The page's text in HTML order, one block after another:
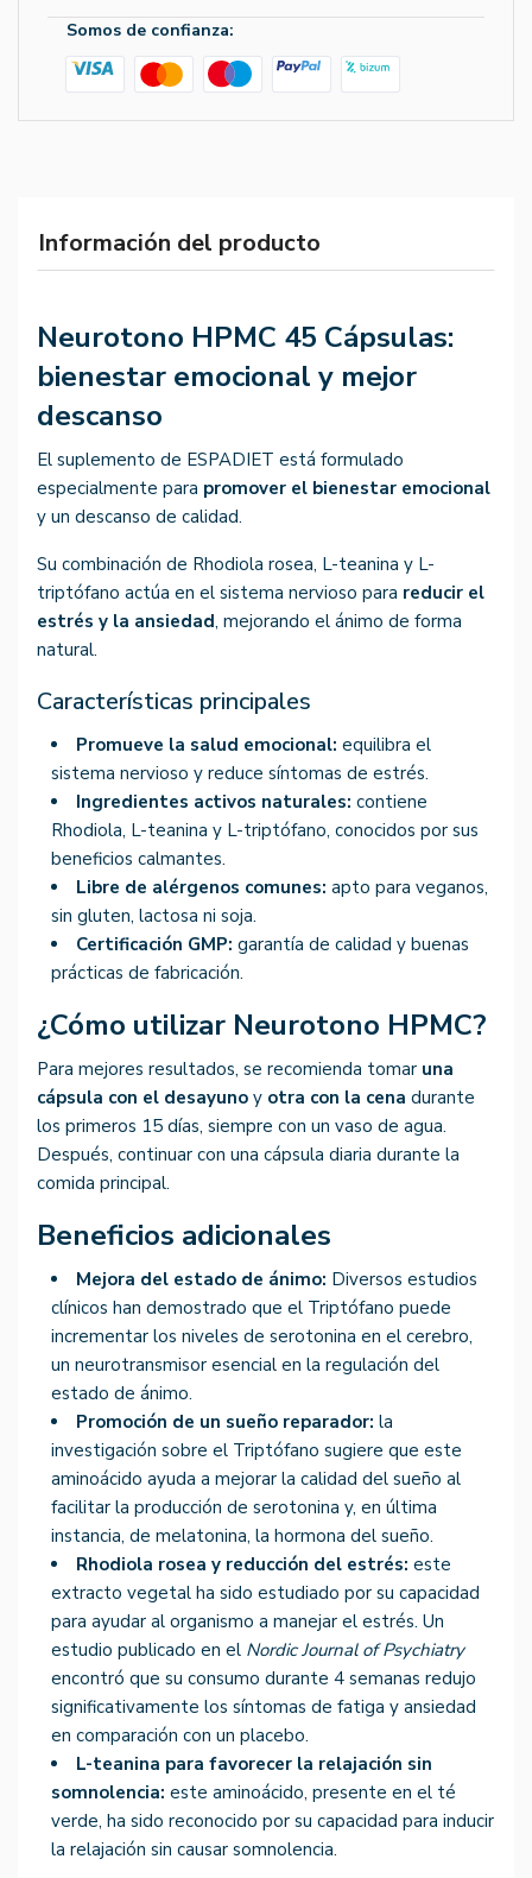
Somos de confianza:
Información del producto
Neurotono HPMC 45 Cápsulas:
bienestar emocional y mejor
descanso
El suplemento de ESPADIET está formulado
especialmente para promover el bienestar emocional
y un descanso de calidad.
Su combinación de Rhodiola rosea, L-teanina y L-
triptófano actúa en el sistema nervioso para reducir el
estrés y la ansiedad, mejorando el ánimo de forma
natural.
Características principales
Promueve la salud emocional: equilibra el
sistema nervioso y reduce síntomas de estrés.
Ingredientes activos naturales: contiene
Rhodiola, L-teanina y L-triptófano, conocidos por sus
beneficios calmantes.
Libre de alérgenos comunes: apto para veganos,
sin gluten, lactosa ni soja.
Certificación GMP: garantía de calidad y buenas
prácticas de fabricación.
¿Cómo utilizar Neurotono HPMC?
Para mejores resultados, se recomienda tomar una
cápsula con el desayuno y otra con la cena durante
los primeros 15 días, siempre con un vaso de agua.
Después, continuar con una cápsula diaria durante la
comida principal.
Beneficios adicionales
Mejora del estado de ánimo: Diversos estudios
clínicos han demostrado que el Triptófano puede
incrementar los niveles de serotonina en el cerebro,
un neurotransmisor esencial en la regulación del
estado de ánimo.
Promoción de un sueño reparador: la
investigación sobre el Triptófano sugiere que este
aminoácido ayuda a mejorar la calidad del sueño al
facilitar la producción de serotonina y, en última
instancia, de melatonina, la hormona del sueño.
Rhodiola rosea y reducción del estrés: este
extracto vegetal ha sido estudiado por su capacidad
para ayudar al organismo a manejar el estrés. Un
estudio publicado en el Nordic Journal of Psychiatry
encontró que su consumo durante 4 semanas redujo
significativamente los síntomas de fatiga y ansiedad
en comparación con un placebo.
L-teanina para favorecer la relajación sin
somnolencia: este aminoácido, presente en el té
verde, ha sido reconocido por su capacidad para inducir
la relajación sin causar somnolencia.